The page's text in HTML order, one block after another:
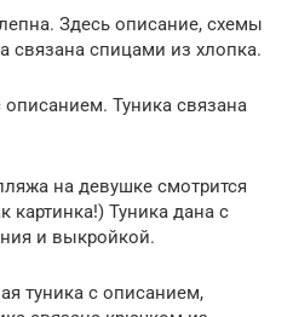
Здесь описание, схемы
связана спицами из хлопка.
Туника связана
на девушке смотрится
картинка!) Туника дана с
и выкройкой.
туника с описанием,